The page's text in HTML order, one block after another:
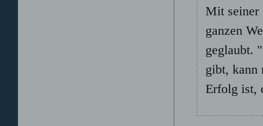
Mit seiner
ganzen
geglaubt.
gibt, kann
Erfolg ist,